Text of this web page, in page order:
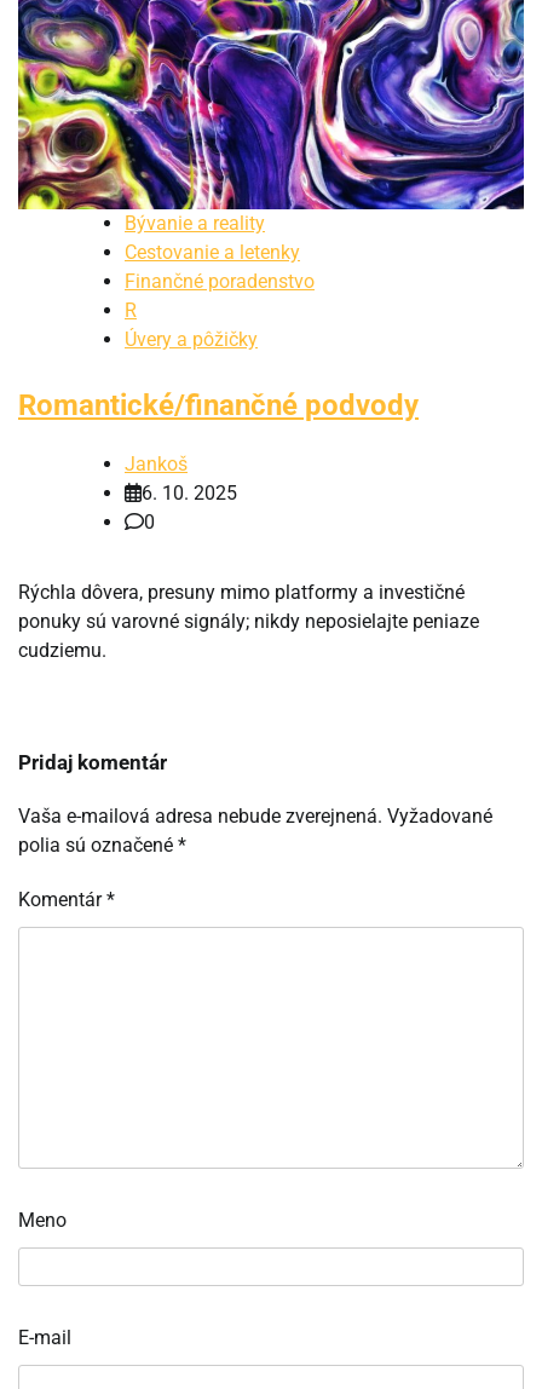
Bývanie a reality
Cestovanie a letenky
Finančné poradenstvo
R
Úvery a pôžičky
Romantické/finančné podvody
Jankoš
6. 10. 2025
0
Rýchla dôvera, presuny mimo platformy a investičné
ponuky sú varovné signály; nikdy neposielajte peniaze
cudziemu.
Pridaj komentár
Vaša e-mailová adresa nebude zverejnená. Vyžadované
polia sú označené *
Komentár*
Meno
E-mail